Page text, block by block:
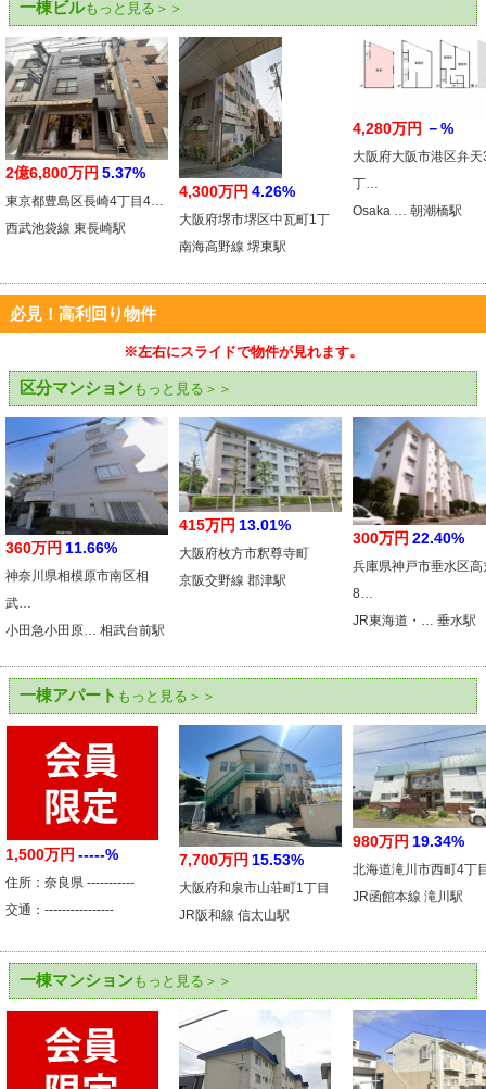
一棟ビルもっと見る＞＞
2億6,800万円 5.37%
東京都豊島区長崎4丁目4…
西武池袋線 東長崎駅
4,300万円 4.26%
大阪府堺市堺区中瓦町1丁
南海高野線 堺東駅
4,280万円 －%
大阪府大阪市港区弁天
丁…
Osaka … 朝潮橋駅
必見！高利回り物件
※左右にスライドで物件が見れます。
区分マンションもっと見る＞＞
360万円 11.66%
神奈川県相模原市南区相
武…
小田急小田原… 相武台前駅
415万円 13.01%
大阪府枚方市釈尊寺町
京阪交野線 郡津駅
300万円 22.40%
兵庫県神戸市垂水区高
8…
JR東海道・… 垂水駅
一棟アパート もっと見る＞＞
1,500万円 -----%
住所：奈良県 -----------
交通：----------------
7,700万円 15.53%
大阪府和泉市山荘町1丁目
JR阪和線 信太山駅
980万円 19.34%
北海道滝川市西町4丁
JR函館本線 滝川駅
一棟マンションもっと見る＞＞